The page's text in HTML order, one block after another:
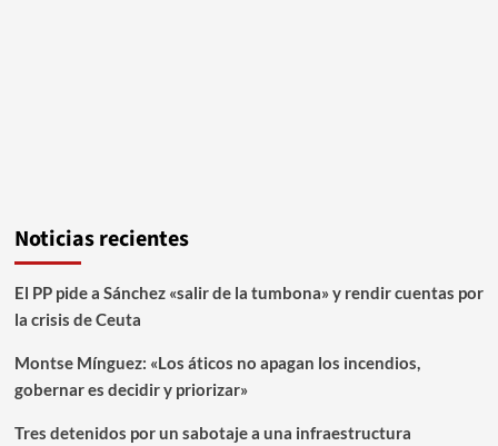
Noticias recientes
El PP pide a Sánchez «salir de la tumbona» y rendir cuentas por
la crisis de Ceuta
Montse Mínguez: «Los áticos no apagan los incendios,
gobernar es decidir y priorizar»
Tres detenidos por un sabotaje a una infraestructura